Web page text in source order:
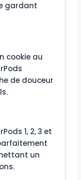
gardant
cookie au
de douceur
1, 2, 3 et
un